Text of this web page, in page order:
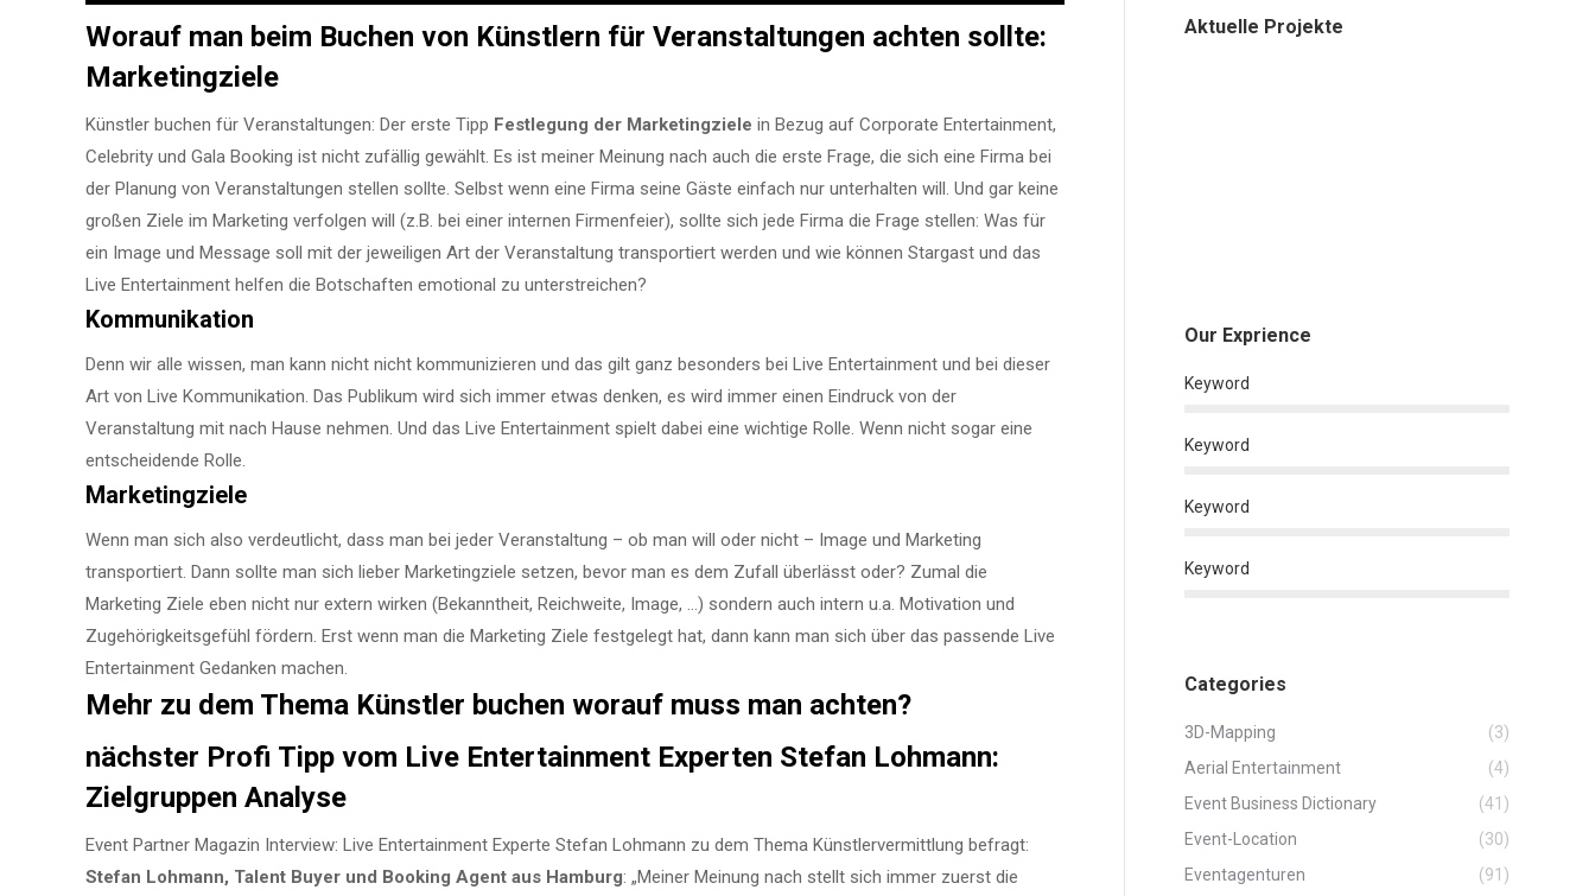
Worauf man beim Buchen von Künstlern für Veranstaltungen achten sollte:
Marketingziele
Künstler buchen für Veranstaltungen: Der erste Tipp Festlegung der Marketingziele in Bezug auf Corporate Entertainment,
Celebrity und Gala Booking ist nicht zufällig gewählt. Es ist meiner Meinung nach auch die erste Frage, die sich eine Firma bei
der Planung von Veranstaltungen stellen sollte. Selbst wenn eine Firma seine Gäste einfach nur unterhalten will. Und gar keine
großen Ziele im Marketing verfolgen will (z.B. bei einer internen Firmenfeier), sollte sich jede Firma die Frage stellen: Was für
ein Image und Message soll mit der jeweiligen Art der Veranstaltung transportiert werden und wie können Stargast und das
Live Entertainment helfen die Botschaften emotional zu unterstreichen?
Kommunikation
Denn wir alle wissen, man kann nicht nicht kommunizieren und das gilt ganz besonders bei Live Entertainment und bei dieser
Art von Live Kommunikation. Das Publikum wird sich immer etwas denken, es wird immer einen Eindruck von der
Veranstaltung mit nach Hause nehmen. Und das Live Entertainment spielt dabei eine wichtige Rolle. Wenn nicht sogar eine
entscheidende Rolle.
Marketingziele
Wenn man sich also verdeutlicht, dass man bei jeder Veranstaltung – ob man will oder nicht – Image und Marketing
transportiert. Dann sollte man sich lieber Marketingziele setzen, bevor man es dem Zufall überlässt oder? Zumal die
Marketing Ziele eben nicht nur extern wirken (Bekanntheit, Reichweite, Image, …) sondern auch intern u.a. Motivation und
Zugehörigkeitsgefühl fördern. Erst wenn man die Marketing Ziele festgelegt hat, dann kann man sich über das passende Live
Entertainment Gedanken machen.
Mehr zu dem Thema Künstler buchen worauf muss man achten?
nächster Profi Tipp vom Live Entertainment Experten Stefan Lohmann:
Zielgruppen Analyse
Event Partner Magazin Interview: Live Entertainment Experte Stefan Lohmann zu dem Thema Künstlervermittlung befragt:
Stefan Lohmann, Talent Buyer und Booking Agent aus Hamburg: „Meiner Meinung nach stellt sich immer zuerst die
Aktuelle Projekte
Our Exprience
Keyword
Keyword
Keyword
Keyword
Categories
3D-Mapping
(3)
Aerial Entertainment
(4)
Event Business Dictionary
(41)
Event-Location
(30)
Eventagenturen
(91)